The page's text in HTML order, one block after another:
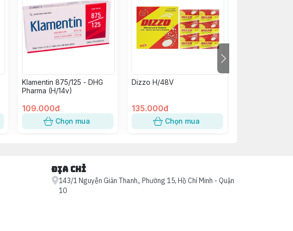
Klamentin 875/125 - DHG
Pharma (H/14v)
109.000đ
Chọn mua
Dizzo H/48V
135.000đ
Chọn mua
Địa chỉ
143/1 Nguyễn Giản Thanh,, Phường 15, Hồ Chí Minh - Quận
10